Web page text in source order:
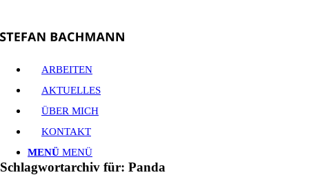
ARBEITEN
AKTUELLES
ÜBER MICH
KONTAKT
MENÜ MENÜ
Schlagwortarchiv für: Panda